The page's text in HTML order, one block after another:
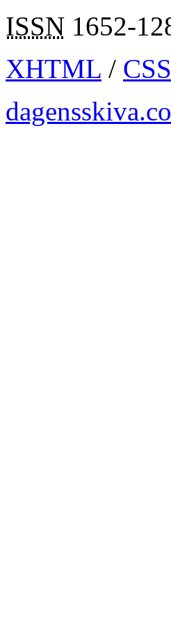
ISSN 1652-
XHTML / CSS